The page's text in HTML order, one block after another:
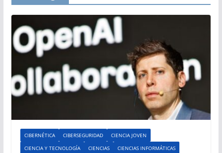
CIBERNÉTICA CIBERSEGURIDAD
CIENCIA JOVEN
CIENCIA Y TECNOLOGÍA
CIENCIAS
CIENCIAS INFORMÁTICAS